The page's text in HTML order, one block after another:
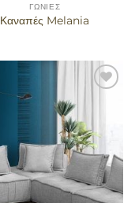
ΓΩΝΊΕΣ
Καναπές Melania
Προσθήκη
αγαπημένα